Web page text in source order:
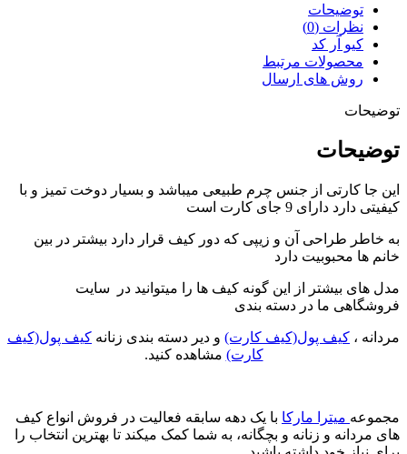
توضیحات
نظرات (0)
کیو آر کد
محصولات مرتبط
روش های ارسال
توضیحات
توضیحات
این جا کارتی از جنس چرم طبیعی میباشد و بسیار دوخت تمیز و با
کیفیتی دارد دارای 9 جای کارت است
به خاطر طراحی آن و زیپی که دور کیف قرار دارد بیشتر در بین
خانم ها محبوبیت دارد
مدل های بیشتر از این گونه کیف ها را میتوانید در سایت
فروشگاهی ما در دسته بندی
مردانه ، کیف پول(کیف کارت) و دیر دسته بندی زنانه کیف پول(کیف
کارت) مشاهده کنید.
مجموعه میترا مارکا با یک دهه سابقه فعالیت در فروش انواع کیف
های مردانه و زنانه و بچگانه، به شما کمک میکند تا بهترین انتخاب را